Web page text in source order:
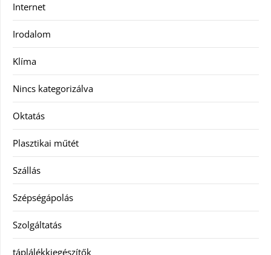
Internet
Irodalom
Klíma
Nincs kategorizálva
Oktatás
Plasztikai műtét
Szállás
Szépségápolás
Szolgáltatás
táplálékkiegészítők